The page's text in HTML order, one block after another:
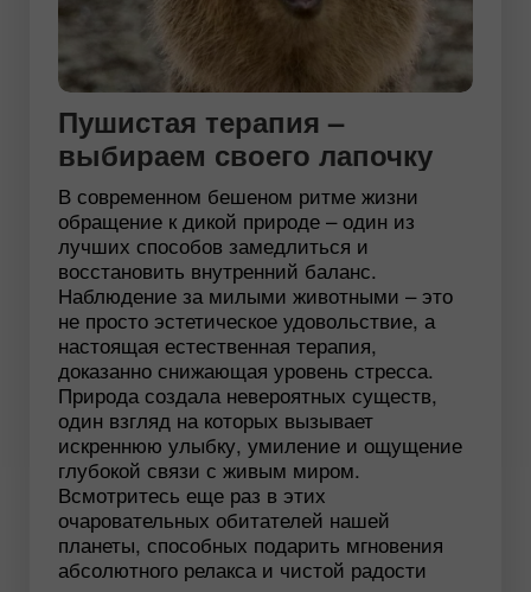
Пушистая терапия –
выбираем своего лапочку
В современном бешеном ритме жизни
обращение к дикой природе – один из
лучших способов замедлиться и
восстановить внутренний баланс.
Наблюдение за милыми животными – это
не просто эстетическое удовольствие, а
настоящая естественная терапия,
доказанно снижающая уровень стресса.
Природа создала невероятных существ,
один взгляд на которых вызывает
искреннюю улыбку, умиление и ощущение
глубокой связи с живым миром.
Всмотритесь еще раз в этих
очаровательных обитателей нашей
планеты, способных подарить мгновения
абсолютного релакса и чистой радости